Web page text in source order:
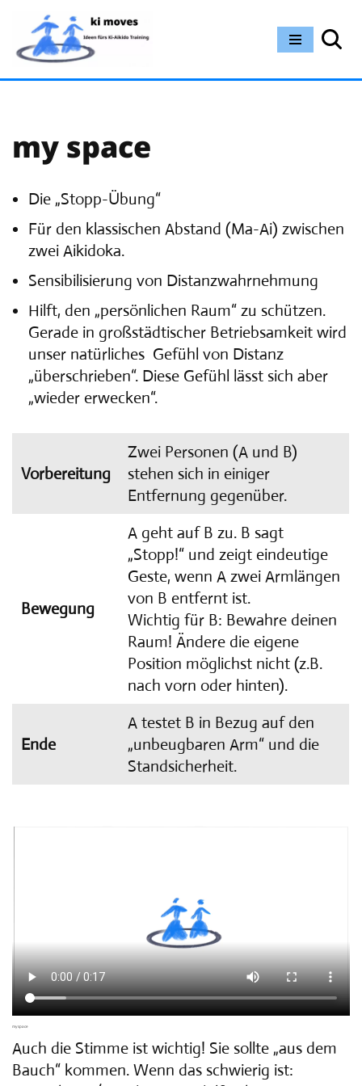
my space
Die „Stopp-Übung“
Für den klassischen Abstand (Ma-Ai) zwischen
zwei Aikidoka.
Sensibilisierung von Distanzwahrnehmung
Hilft, den „persönlichen Raum“ zu schützen.
Gerade in großstädtischer Betriebsamkeit wird
unser natürliches Gefühl von Distanz
„überschrieben“. Diese Gefühl lässt sich aber
„wieder erwecken“.
Vorbereitung
Zwei Personen (A und B)
stehen sich in einiger
Entfernung gegenüber.
Bewegung
A geht auf B zu. B sagt
„Stopp!“ und zeigt eindeutige
Geste, wenn A zwei Armlängen
von B entfernt ist.
Wichtig für B: Bewahre deinen
Raum! Ändere die eigene
Position möglichst nicht (z.B.
nach vorn oder hinten).
Ende
A testet B in Bezug auf den
„unbeugbaren Arm“ und die
Standsicherheit.
my space
Auch die Stimme ist wichtig! Sie sollte „aus dem
Bauch“ kommen. Wenn das schwierig ist: